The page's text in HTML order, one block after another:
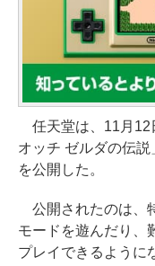
任天堂は、11月12
オッチ ゼルダの伝
を公開した。
公開されたのは、
モードを遊んだり、
プレイできるように